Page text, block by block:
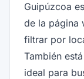
Guipúzcoa
de la página
filtrar por
También
ideal para